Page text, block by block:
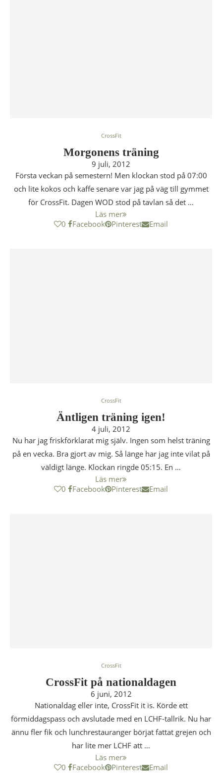
CrossFit
Morgonens träning
9 juli, 2012
Första veckan på semestern! Men klockan stod på 07:00
och lite kokos och kaffe senare var jag på väg till gymmet
för CrossFit. Dagen WOD stod på tavlan så det …
Läs mer
0
Facebook Pinterest Email
CrossFit
Äntligen träning igen!
4 juli, 2012
Nu har jag friskförklarat mig själv. Ingen som helst träning
på en vecka. Bra gjort av mig. Så länge har jag inte vilat på
väldigt länge. Klockan ringde 05:15. En …
Läs mer
0
Facebook Pinterest Email
CrossFit
CrossFit på nationaldagen
6 juni, 2012
Nationaldag eller inte, CrossFit it is. Körde ett
förmiddagspass och avslutade med en LCHF-tallrik. Nu har
ännu fler fik och lunchrestauranger börjat fattat grejen och
har lite mer LCHF att …
Läs mer
0
Facebook Pinterest Email